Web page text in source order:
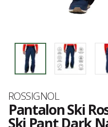
Marque
ROSSIGNOL
Pantalon Ski
Ski Pant Dark